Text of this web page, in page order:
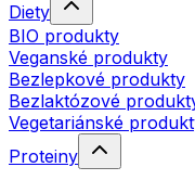
Diety
BIO produkty
Veganské produkty
Bezlepkové produkty
Bezlaktózové
Vegetariánské
Proteiny